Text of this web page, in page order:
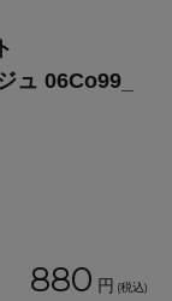
ュ 06Co99_
880 円 (税込)